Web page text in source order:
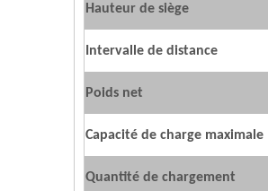
Hauteur de siège
Intervalle de distance
Poids net
Capacité de charge maximale
Quantité de chargement